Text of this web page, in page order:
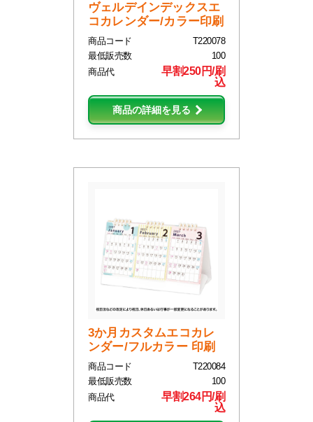
ヴェルデインデックスエ
コカレンダー/カラー印刷
商品コード
T220078
最低販売数
100
商品代
早割250円/刷
込
商品の詳細を見る
3か月カスタムエコカレ
ンダー/フルカラー 印刷
商品コード
T220084
最低販売数
100
商品代
早割264円/刷
込